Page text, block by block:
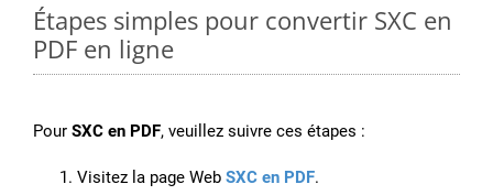
Étapes simples pour convertir SXC en
PDF en ligne
Pour SXC en PDF, veuillez suivre ces étapes :
Visitez la page Web SXC en PDF.